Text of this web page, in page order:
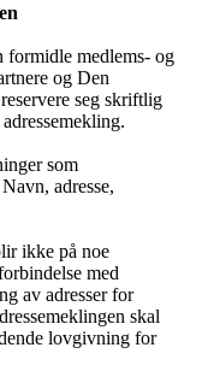
formidle medlems- og
og Den
seg skriftlig
som
adresse,
ikke på noe
med
av adresser for
skal
lovgivning for